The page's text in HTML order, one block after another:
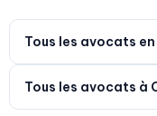
Tous les avocats
Tous les avocats à